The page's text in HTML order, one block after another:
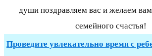
души поздравляем вас и желаем
семейного счастья!
Проведите увлекательно время с